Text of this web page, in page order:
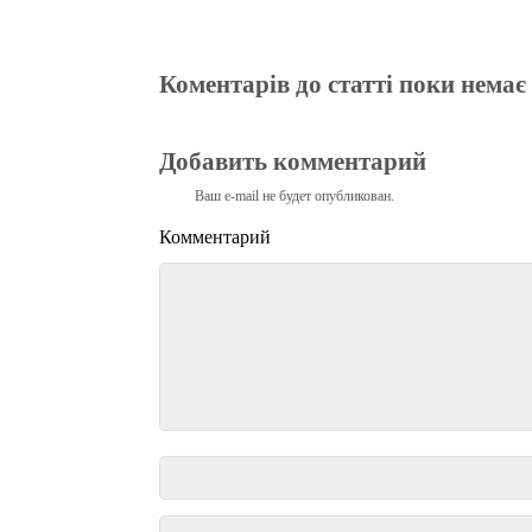
Коментарів до статті поки немає
Добавить комментарий
Ваш e-mail не будет опубликован.
Комментарий